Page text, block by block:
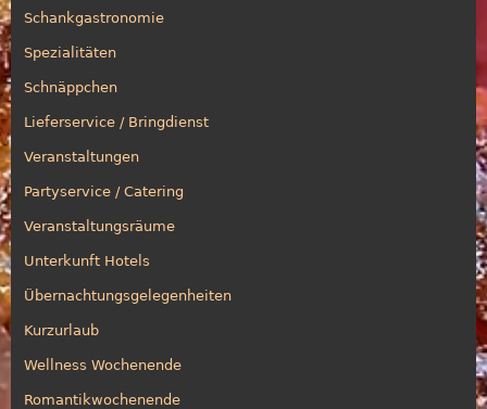
Schankgastronomie
Spezialitäten
Schnäppchen
Lieferservice / Bringdienst
Veranstaltungen
Partyservice / Catering
Veranstaltungsräume
Unterkunft Hotels
Übernachtungsgelegenheiten
Kurzurlaub
Wellness Wochenende
Romantikwochenende